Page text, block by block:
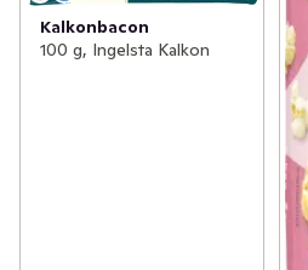
Kalkonbacon
100 g, Ingelsta Kalkon